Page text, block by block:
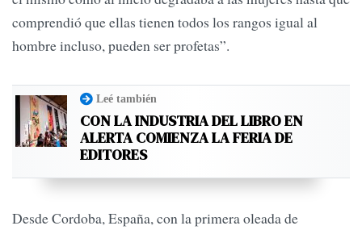
comprendió que ellas tienen todos los rangos igual al
hombre incluso, pueden ser profetas”.
Leé también
CON LA INDUSTRIA DEL LIBRO EN
ALERTA COMIENZA LA FERIA DE
EDITORES
Desde Cordoba, España, con la primera oleada de